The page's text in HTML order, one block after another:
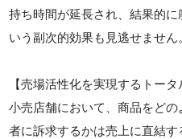
持ち時間が延長され、結果的
いう副次的効果も見逃せません
【売場活性化を実現するトー
小売店舗において、商品をど
者に訴求するかは売上に直結